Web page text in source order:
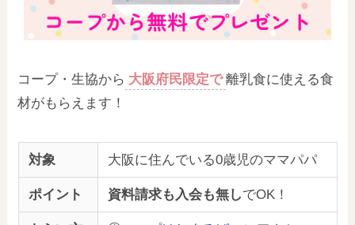
コープ・生協から 大阪府民限定で 離乳食に使える食
材がもらえます！
対象 大阪に住んでいる0歳児のママパパ
ポイント 資料請求も入会も無しでOK！